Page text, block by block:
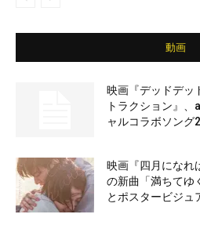
動画
映画『デッドデッ
トラクション』
ャルコラボソング
映画『四月になれ
の新曲「満ちてゆ
とポスタービジュ